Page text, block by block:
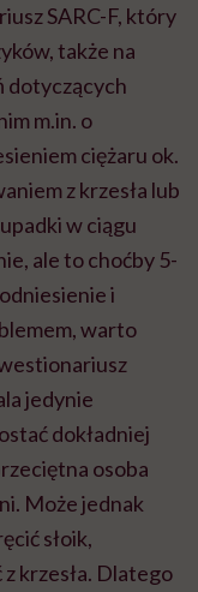
SARC-F, który
także na
dotyczących
m.in. o
ciężaru ok.
z krzesła lub
w ciągu
ale to choćby 5-
i
warto
jedynie
dokładniej
osoba
Może jednak
słoik,
krzesła. Dlatego